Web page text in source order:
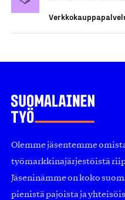
Olemme jäsentemme
työmarkkinajärjestöistä
Jäseninämme on koko
pienistä pajoista ja